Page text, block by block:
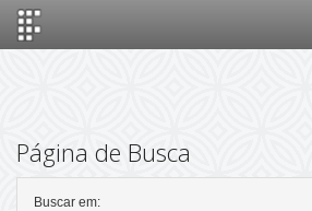
Página de Busca
Buscar em: